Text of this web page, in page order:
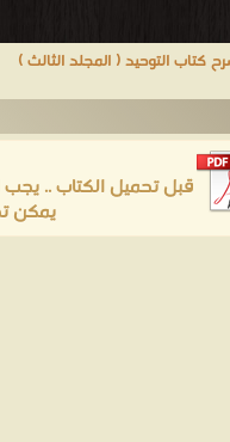
كتاب التوحيد ( المجلد الثالث )
قبل تحميل الكتاب .. يجب
يمكن